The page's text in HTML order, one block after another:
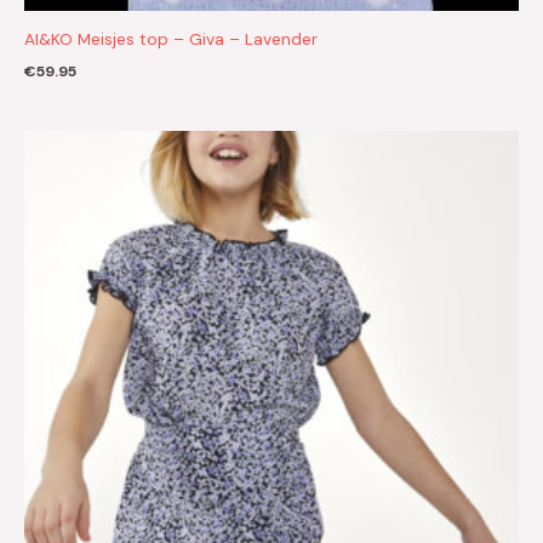
AI&KO Meisjes top – Giva – Lavender
€59.95